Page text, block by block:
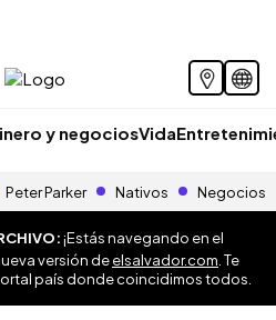
y negociosVida
Peter Parker Nativos Negocios
¡Estás navegando en el
versión deelsalvador.com . Te
país donde coincidimos todos.